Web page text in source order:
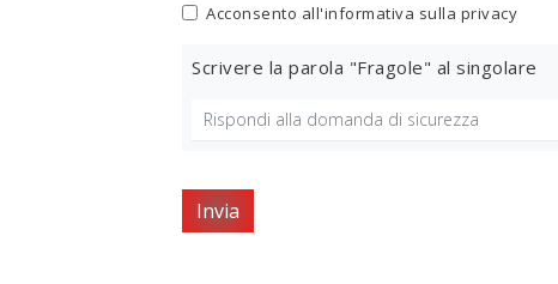
Acconsento all'informativa sulla privacy
Scrivere la parola "Fragole" al singolare
Invia